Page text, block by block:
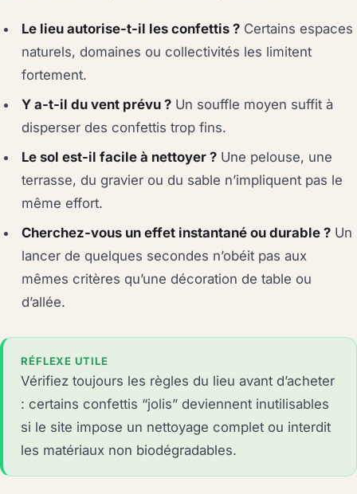
Le lieu autorise-t-il les confettis ? Certains espaces
naturels, domaines ou collectivités les limitent
fortement.
Y a-t-il du vent prévu ? Un souffle moyen suffit à
disperser des confettis trop fins.
Le sol est-il facile à nettoyer ? Une pelouse, une
terrasse, du gravier ou du sable n’impliquent pas le
même effort.
Cherchez-vous un effet instantané ou durable ? Un
lancer de quelques secondes n’obéit pas aux
mêmes critères qu’une décoration de table ou
d’allée.
RÉFLEXE UTILE
Vérifiez toujours les règles du lieu avant d’acheter
: certains confettis “jolis” deviennent inutilisables
si le site impose un nettoyage complet ou interdit
les matériaux non biodégradables.